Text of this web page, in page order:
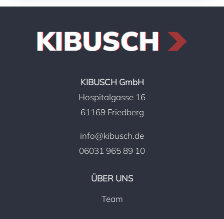
KIBUSCH GmbH
Hospitalgasse 16
61169 Friedberg
info@kibusch.de
06031 965 89 10
ÜBER UNS
Team